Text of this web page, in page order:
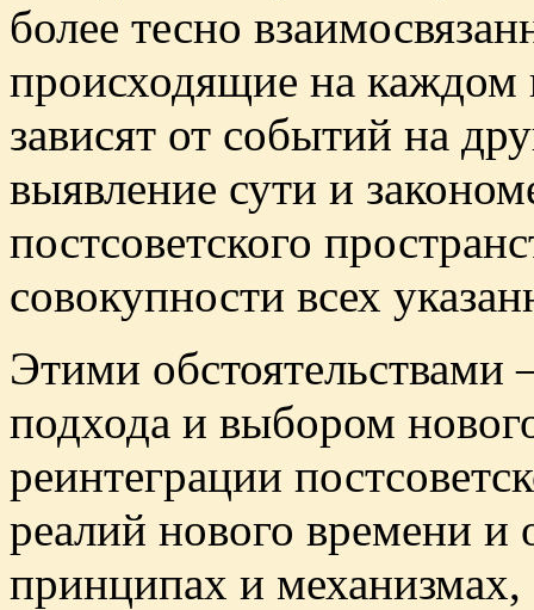
более тесно
происходящие на каждом
зависят от событий на
выявление сути и
постсоветского
совокупности всех
Этими обстоятельствами
подхода и выбором
реинтеграции
реалий нового времени
принципах и механизмах,